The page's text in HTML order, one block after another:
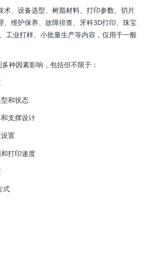
术、设备选型、树脂材料、打印参数、切片
、维护保养、故障排查、牙科3D打印、珠宝
工业打样、小批量生产等内容，仅用于一般
种因素影响，包括但不限于：
和状态
支撑设计
置
打印速度
式